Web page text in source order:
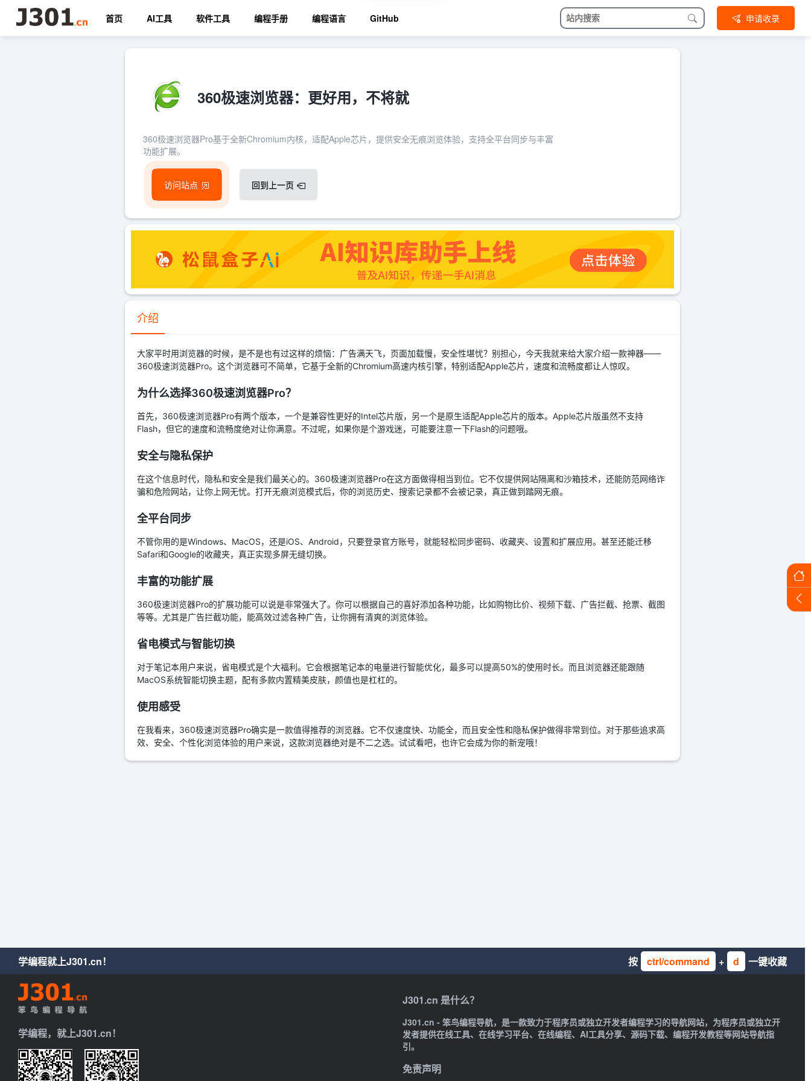
首页 AI工具 软件工具 编程手册 编程语言 GitHub 申请收录
360极速浏览器：更好用，不将就
360极速浏览器Pro基于全新Chromium内核，适配Apple芯片，提供安全无痕浏览体验，支持全平台同步与丰富
功能扩展。
访问站点 回到上一页
介绍
大家平时用浏览器的时候，是不是也有过这样的烦恼：广告满天飞，页面加载慢，安全性堪忧？别担心，今天我就来给大家介绍一款神器——
360极速浏览器Pro。这个浏览器可不简单，它基于全新的Chromium高速内核引擎，特别适配Apple芯片，速度和流畅度都让人惊叹。
为什么选择360极速浏览器Pro？
首先，360极速浏览器Pro有两个版本，一个是兼容性更好的Intel芯片版，另一个是原生适配Apple芯片的版本。Apple芯片版虽然不支持
Flash，但它的速度和流畅度绝对让你满意。不过呢，如果你是个游戏迷，可能要注意一下Flash的问题哦。
安全与隐私保护
在这个信息时代，隐私和安全是我们最关心的。360极速浏览器Pro在这方面做得相当到位。它不仅提供网站隔离和沙箱技术，还能防范网络诈
骗和危险网站，让你上网无忧。打开无痕浏览模式后，你的浏览历史、搜索记录都不会被记录，真正做到踏网无痕。
全平台同步
不管你用的是Windows、MacOS，还是iOS、Android，只要登录官方账号，就能轻松同步密码、收藏夹、设置和扩展应用。甚至还能迁移
Safari和Google的收藏夹，真正实现多屏无缝切换。
丰富的功能扩展
360极速浏览器Pro的扩展功能可以说是非常强大了。你可以根据自己的喜好添加各种功能，比如购物比价、视频下载、广告拦截、抢票、截图
等等。尤其是广告拦截功能，能高效过滤各种广告，让你拥有清爽的浏览体验。
省电模式与智能切换
对于笔记本用户来说，省电模式是个大福利。它会根据笔记本的电量进行智能优化，最多可以提高50%的使用时长。而且浏览器还能跟随
MacOS系统智能切换主题，配有多款内置精美皮肤，颜值也是杠杠的。
使用感受
在我看来，360极速浏览器Pro确实是一款值得推荐的浏览器。它不仅速度快、功能全，而且安全性和隐私保护做得非常到位。对于那些追求高
效、安全、个性化浏览体验的用户来说，这款浏览器绝对是不二之选。试试看吧，也许它会成为你的新宠哦！
学编程就上J301.cn！ 按 ctrl/command + d 一键收藏
学编程，就上J301.cn！
J301.cn 是什么？
J301.cn - 笨鸟编程导航，是一款致力于程序员或独立开发者编程学习的导航网站，为程序员或独立开
发者提供在线工具、在线学习平台、在线编程、AI工具分享、源码下载、编程开发教程等网站导航指
引。
免责声明